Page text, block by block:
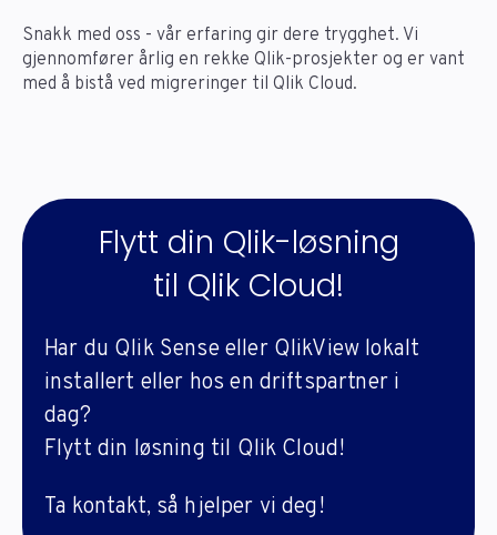
Snakk med oss - vår erfaring gir dere trygghet. Vi
gjennomfører årlig en rekke Qlik-prosjekter og er vant
med å bistå ved migreringer til Qlik Cloud.
Flytt din Qlik-løsning
til Qlik Cloud!
Har du Qlik Sense eller QlikView lokalt
installert eller hos en driftspartner i
dag?
Flytt din løsning til Qlik Cloud!
Ta kontakt, så hjelper vi deg!